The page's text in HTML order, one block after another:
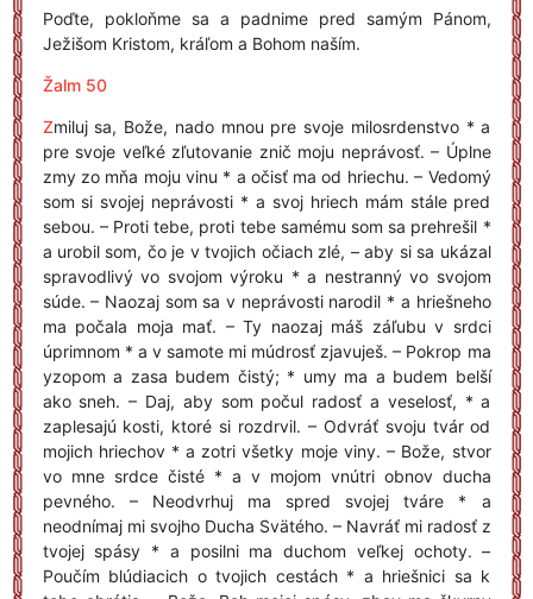
Poďte, pokloňme sa a padnime pred samým Pánom,
Ježišom Kristom, kráľom a Bohom naším.
Žalm 50
Zmiluj sa, Bože, nado mnou pre svoje milosrdenstvo * a
pre svoje veľké zľutovanie znič moju neprávosť. – Úplne
zmy zo mňa moju vinu * a očisť ma od hriechu. – Vedomý
som si svojej neprávosti * a svoj hriech mám stále pred
sebou. – Proti tebe, proti tebe samému som sa prehrešil *
a urobil som, čo je v tvojich očiach zlé, – aby si sa ukázal
spravodlivý vo svojom výroku * a nestranný vo svojom
súde. – Naozaj som sa v neprávosti narodil * a hriešneho
ma počala moja mať. – Ty naozaj máš záľubu v srdci
úprimnom * a v samote mi múdrosť zjavuješ. – Pokrop ma
yzopom a zasa budem čistý; * umy ma a budem belší
ako sneh. – Daj, aby som počul radosť a veselosť, * a
zaplesajú kosti, ktoré si rozdrvil. – Odvráť svoju tvár od
mojich hriechov * a zotri všetky moje viny. – Bože, stvor
vo mne srdce čisté * a v mojom vnútri obnov ducha
pevného. – Neodvrhuj ma spred svojej tváre * a
neodnímaj mi svojho Ducha Svätého. – Navráť mi radosť z
tvojej spásy * a posilni ma duchom veľkej ochoty. –
Poučím blúdiacich o tvojich cestách * a hriešnici sa k